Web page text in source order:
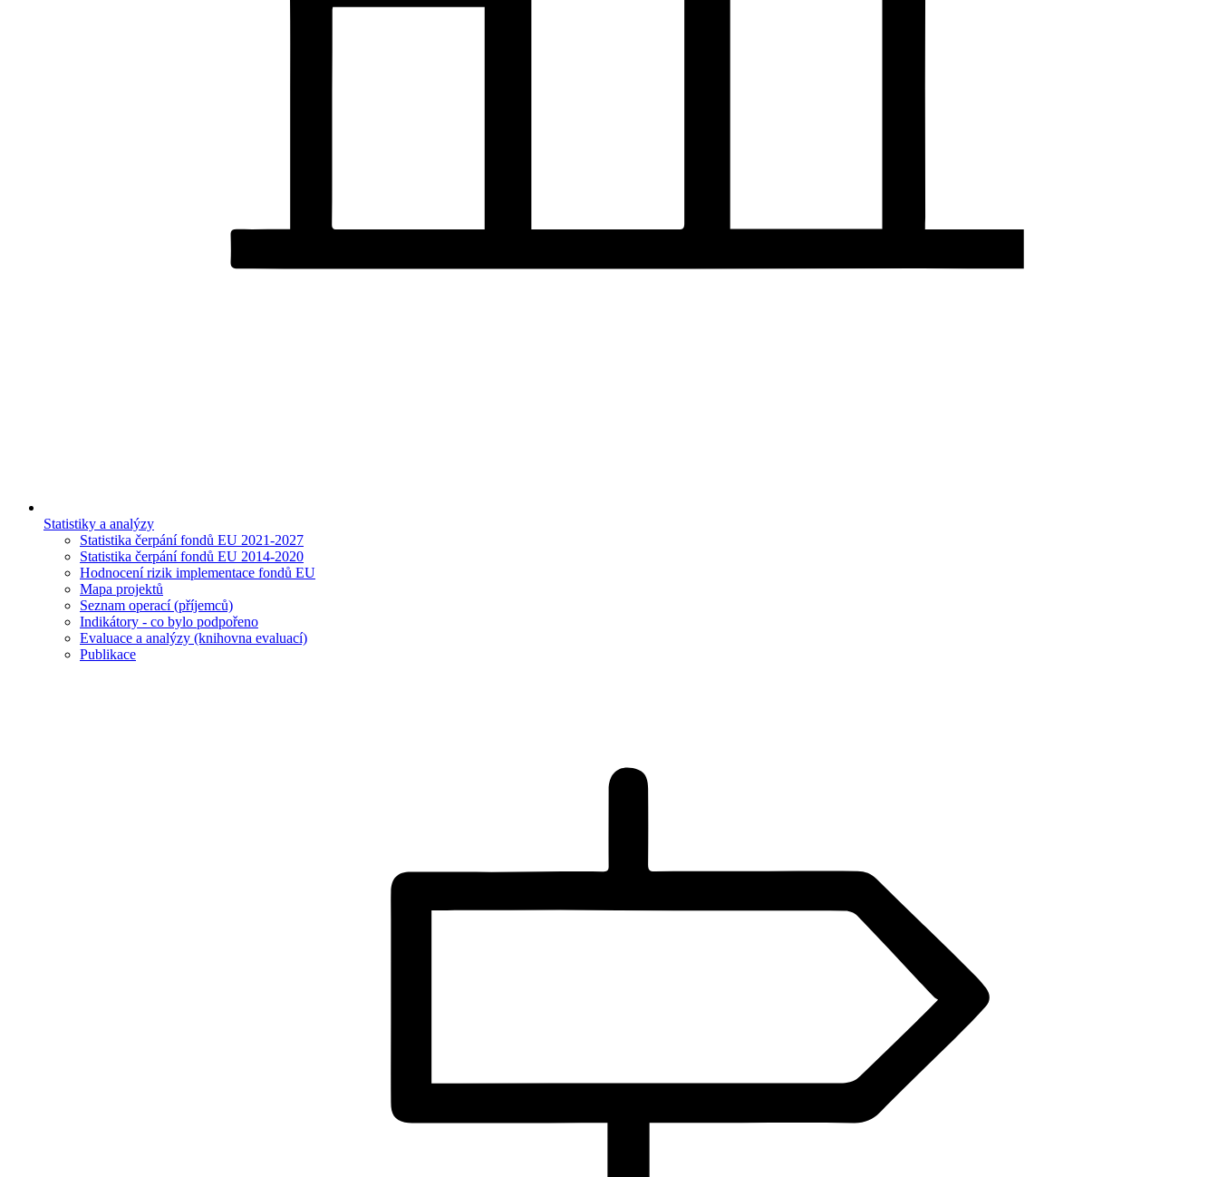
Statistiky a analýzy
Statistika čerpání fondů EU 2021-2027
Statistika čerpání fondů EU 2014-2020
Hodnocení rizik implementace fondů EU
Mapa projektů
Seznam operací (příjemců)
Indikátory - co bylo podpořeno
Evaluace a analýzy (knihovna evaluací)
Publikace